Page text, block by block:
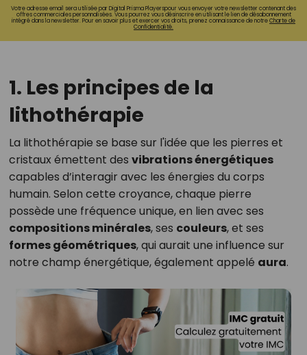
Votre adresse email sera utilisée par Digital Prisma Playerspour vous envoyer votre newsletter contenant des
offres commerciales personnalisées. Vous pourrez vous désinscrire en utilisant le lien de désabonnement
intégré dans la newsletter. Pour en savoir plus et exercer vos droits, prenez connaissance de notreCharte de
Confidentialité.
1. Les principes de la
lithothérapie
La lithothérapie se base sur l'idée que les pierres et
cristaux émettent des vibrations énergétiques
capables d’interagir avec les énergies du corps
humain. Selon cette croyance, chaque pierre
possède une fréquence unique, en lien avec ses
compositions minérales, ses couleurs, et ses
formes géométriques, qui aurait une influence sur
notre champ énergétique, également appelé aura.